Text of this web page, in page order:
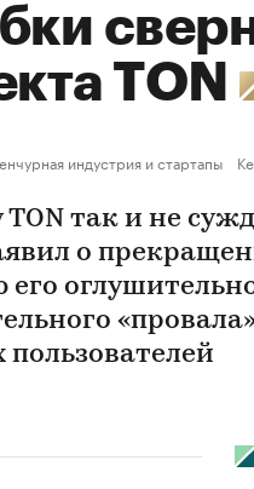
TON
индустрия и стартапы
TON так и не
о
пользователей